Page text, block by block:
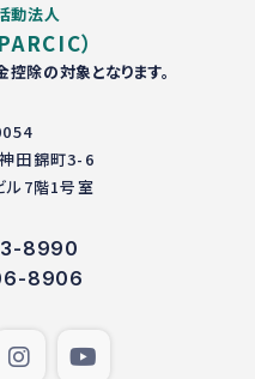
動法人
）
除の対象となります。
田錦町3-6
ル7階1号室
8990
8906